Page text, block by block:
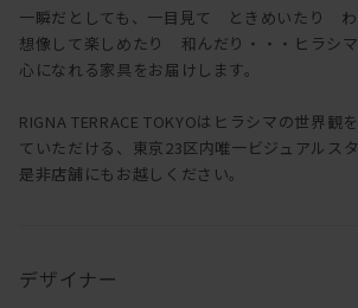
一瞬だとしても、一目見て ときめいたり わ
想像して楽しめたり 和んだり・・・ヒラシ
心になれる家具をお届けします。
RIGNA TERRACE TOKYOはヒラシマの世界観
ていただける、東京23区内唯一ビジュアルス
是非店舗にもお越しください。
デザイナー